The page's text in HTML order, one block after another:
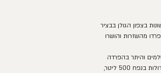
בלאן, נבצרו מ־3 חלקות שונות בצפון הגולן בבציר
קוררו ל־24 שעות, הופרדו מהשזרות והושרו
והיתר בהפרדה
והשריה. כשליש מתירוש כל זן נשפה לחביות עץ גדולות בנפח 500 ליטר,